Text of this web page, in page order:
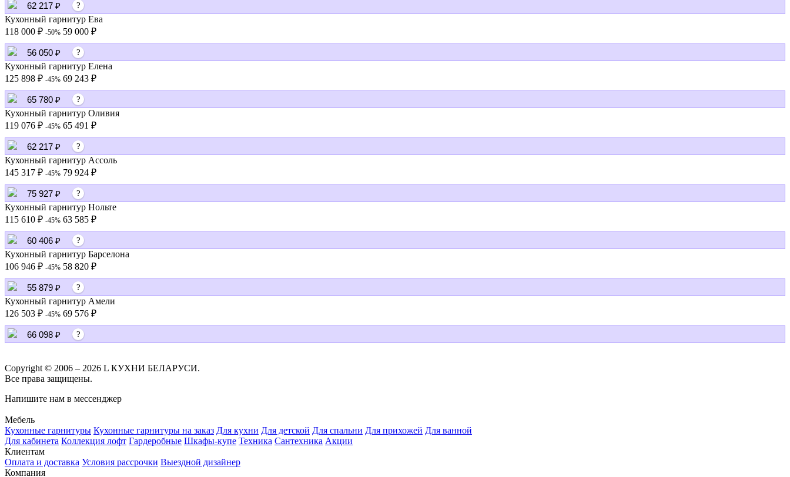
62 217 ₽ ?
Кухонный гарнитур Ева
118 000 ₽ -50% 59 000 ₽
56 050 ₽ ?
Кухонный гарнитур Елена
125 898 ₽ -45% 69 243 ₽
65 780 ₽ ?
Кухонный гарнитур Оливия
119 076 ₽ -45% 65 491 ₽
62 217 ₽ ?
Кухонный гарнитур Ассоль
145 317 ₽ -45% 79 924 ₽
75 927 ₽ ?
Кухонный гарнитур Нольте
115 610 ₽ -45% 63 585 ₽
60 406 ₽ ?
Кухонный гарнитур Барселона
106 946 ₽ -45% 58 820 ₽
55 879 ₽ ?
Кухонный гарнитур Амели
126 503 ₽ -45% 69 576 ₽
66 098 ₽ ?
Copyright © 2006 – 2026 L КУХНИ БЕЛАРУСИ.
Все права защищены.
Напишите нам в мессенджер
Мебель
Кухонные гарнитуры Кухонные гарнитуры на заказ Для кухни Для детской Для спальни Для прихожей Для ванной
Для кабинета Коллекция лофт Гардеробные Шкафы-купе Техника Сантехника Акции
Клиентам
Оплата и доставка Условия рассрочки Выездной дизайнер
Компания